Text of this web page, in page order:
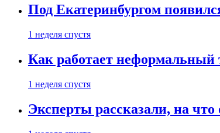
Под Екатеринбургом
1 неделя спустя
Как работает неформальный
1 неделя спустя
Эксперты рассказали, на